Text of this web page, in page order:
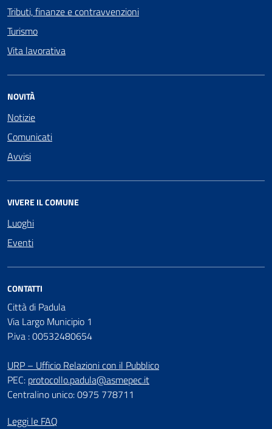
Tributi, finanze e contravvenzioni
Turismo
Vita lavorativa
NOVITÀ
Notizie
Comunicati
Avvisi
VIVERE IL COMUNE
Luoghi
Eventi
CONTATTI
Città di Padula
Via Largo Municipio 1
P.iva : 00532480654
URP – Ufficio Relazioni con il Pubblico
PEC: protocollo.padula@asmepec.it
Centralino unico: 0975 778711
Leggi le FAQ